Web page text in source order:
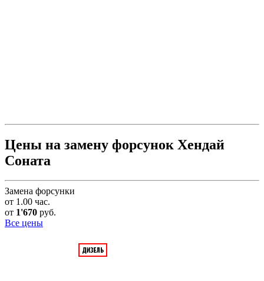
Цены на замену форсунок Хендай
Соната
Замена форсунки
от 1.00 час.
от 1'670 руб.
Все цены